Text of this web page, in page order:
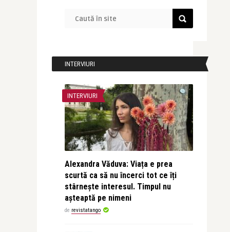
INTERVIURI
INTERVIURI
Alexandra Văduva: Viața e prea
scurtă ca să nu încerci tot ce îți
stârnește interesul. Timpul nu
așteaptă pe nimeni
de revistatango